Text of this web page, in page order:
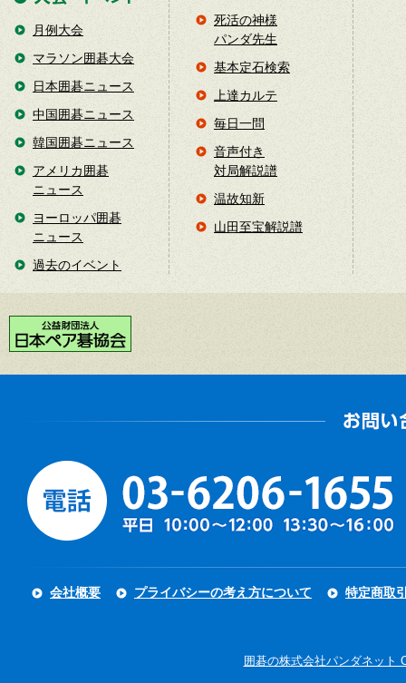
月例大会
マラソン囲碁大会
日本囲碁ニュース
中国囲碁ニュース
韓国囲碁ニュース
アメリカ囲碁
ニュース
ヨーロッパ囲碁
ニュース
過去のイベント
死活の神様
パンダ先生
基本定石検索
上達カルテ
毎日一問
音声付き
対局解説譜
温故知新
山田至宝解説譜
会社概要 プライバシーの考え方について 特定商取
囲碁の株式会社パンダネット